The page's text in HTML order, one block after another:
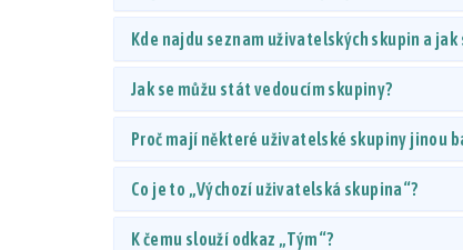
Kde najdu seznam uživatelských skupin a
Jak se můžu stát vedoucím skupiny?
Proč mají některé uživatelské skupiny jinou
Co je to „Výchozí uživatelská skupina“?
K čemu slouží odkaz „Tým“?